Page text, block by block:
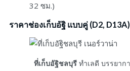
32 ซม.)
ราคาช่องเก็บอัฐิ แบบคู่ (D2, D13A)
ที่เก็บอัฐิชลบุรีทำเลดี บรรยาก